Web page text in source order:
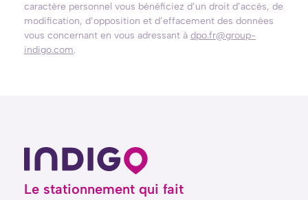
caractère personnel vous bénéficiez d’un droit d’accès, de
modification, d’opposition et d’effacement des données
vous concernant en vous adressant à dpo.fr@group-
indigo.com.
Le stationnement qui fait